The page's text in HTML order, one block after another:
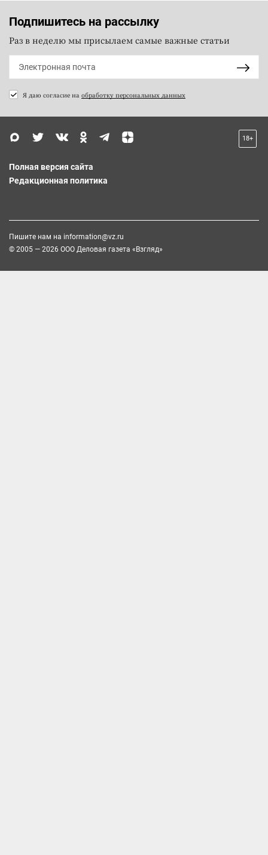
Подпишитесь на рассылку
Раз в неделю мы присылаем самые важные статьи
Я даю согласие на обработку персональных данных
18+
Полная версия сайта
Редакционная политика
Пишите нам на information@vz.ru
© 2005 — 2026 ООО Деловая газета «Взгляд»